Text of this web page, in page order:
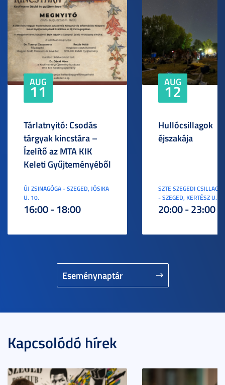
Eseménynaptár
AUG
11
Tárlatnyitó: Csodás
tárgyak kincstára –
Ízelítő az MTA KIK
Keleti Gyűjteményéből
ÚJ ZSINAGÓGA - SZEGED, JÓSIKA
U. 10.
16:00 - 18:00
AUG
12
Hullócsillagok
éjszakája
SZTE SZEGEDI
- SZEGED, KERTÉSZ U. 3.
20:00 - 23:00
Kapcsolódó hírek